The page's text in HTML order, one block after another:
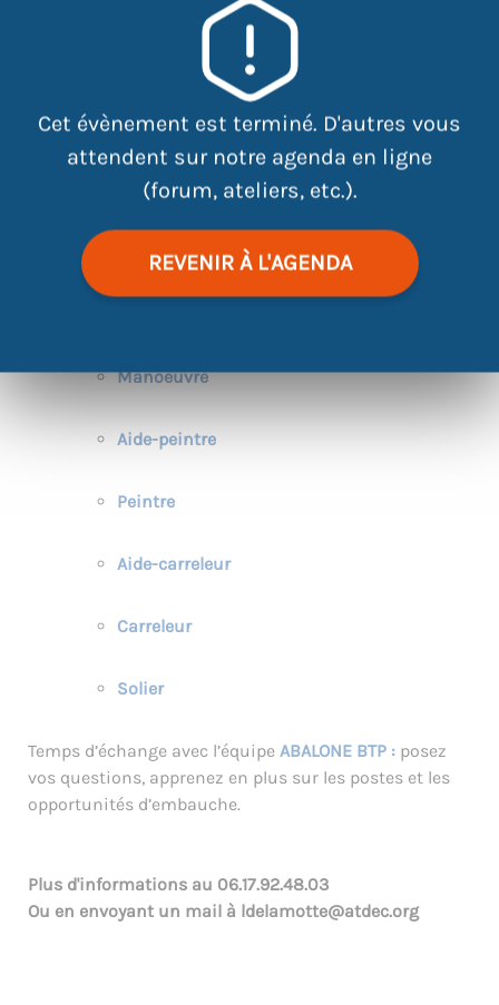
Cet évènement est terminé. D'autres vous
attendent sur notre agenda en ligne
(forum, ateliers, etc.).
REVENIR À L'AGENDA
contributors
Manoeuvre
Aide-peintre
Peintre
Aide-carreleur
Carreleur
Solier
Temps d’échange avec l’équipe ABALONE BTP : posez
vos questions, apprenez en plus sur les postes et les
opportunités d’embauche.
Plus d'informations au 06.17.92.48.03
Ou en envoyant un mail à ldelamotte@atdec.org